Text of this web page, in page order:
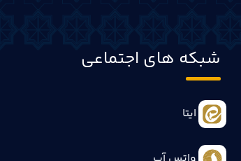
شبکه های اجتماعی
ایتا